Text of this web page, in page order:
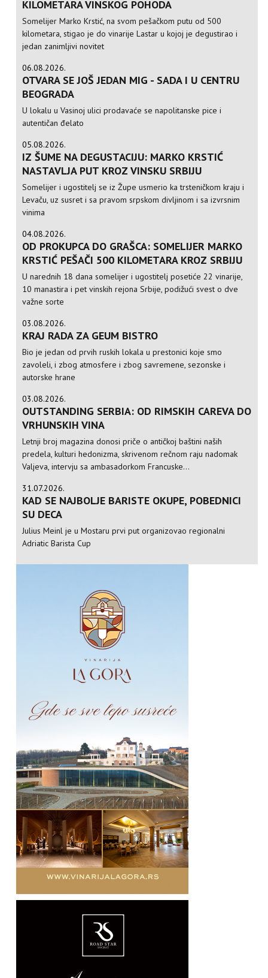
KILOMETARA VINSKOG POHODA
Somelijer Marko Krstić, na svom pešačkom putu od 500
kilometara, stigao je do vinarije Lastar u kojoj je degustirao i
jedan zanimljivi novitet
06.08.2026.
OTVARA SE JOŠ JEDAN MIG - SADA I U CENTRU
BEOGRADA
U lokalu u Vasinoj ulici prodavaće se napolitanske pice i
autentičan đelato
05.08.2026.
IZ ŠUME NA DEGUSTACIJU: MARKO KRSTIĆ
NASTAVLJA PUT KROZ VINSKU SRBIJU
Somelijer i ugostitelj se iz Župe usmerio ka trsteničkom kraju i
Levaču, uz susret i sa pravom srpskom divljinom i sa izvrsnim
vinima
04.08.2026.
OD PROKUPCA DO GRAŠCA: SOMELIJER MARKO
KRSTIĆ PEŠAČI 500 KILOMETARA KROZ SRBIJU
U narednih 18 dana somelijer i ugostitelj posetiće 22 vinarije,
10 manastira i pet vinskih rejona Srbije, podižući svest o dve
važne sorte
03.08.2026.
KRAJ RADA ZA GEUM BISTRO
Bio je jedan od prvih ruskih lokala u prestonici koje smo
zavoleli, i zbog atmosfere i zbog savremene, sezonske i
autorske hrane
03.08.2026.
OUTSTANDING SERBIA: OD RIMSKIH CAREVA DO
VRHUNSKIH VINA
Letnji broj magazina donosi priče o antičkoj baštini naših
predela, kulturi hedonizma, skrivenom rečnom raju nadomak
Valjeva, intervju sa ambasadorkom Francuske...
31.07.2026.
KAD SE NAJBOLJE BARISTE OKUPE, POBEDNICI
SU DECA
Julius Meinl je u Mostaru prvi put organizovao regionalni
Adriatic Barista Cup